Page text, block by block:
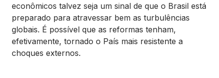
econômicos talvez seja um sinal de que o Brasil está
preparado para atravessar bem as turbulências
globais. É possível que as reformas tenham,
efetivamente, tornado o País mais resistente a
choques externos.